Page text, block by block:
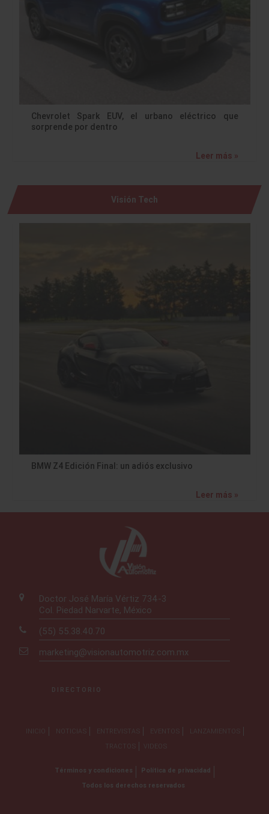
Chevrolet Spark EUV, el urbano eléctrico que
sorprende por dentro
Leer más »
Visión Tech
BMW Z4 Edición Final: un adiós exclusivo
Leer más »
Doctor José María Vértiz 734-3
Col. Piedad Narvarte, México
(55) 55.38.40.70
marketing@visionautomotriz.com.mx
DIRECTORIO
INICIO NOTICIAS ENTREVISTAS EVENTOS
LANZAMIENTOS
TRACTOS
VIDEOS
Términos y condiciones
Política de privacidad
Todos los derechos reservados